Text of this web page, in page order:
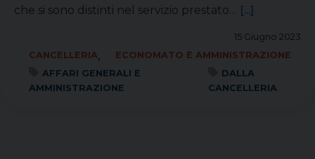
che si sono distinti nel servizio prestato… [...]
15 Giugno 2023
CANCELLERIA,
ECONOMATO E AMMINISTRAZIONE
AFFARI GENERALI E
AMMINISTRAZIONE
DALLA
CANCELLERIA